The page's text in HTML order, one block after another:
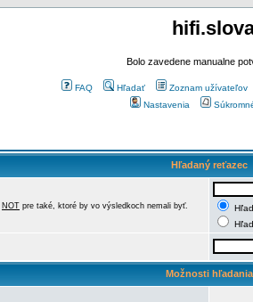
Bolo zavedene manualne
FAQ Hľadať Zoznam užívateľov
Nastavenia
Hľadaný reťazec
NOT pre také, ktoré by vo výsledkoch nemali byť.
Možnosti hľadania